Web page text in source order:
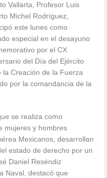
Vallarta, Profesor Luis
Michel Rodríguez,
este lunes como
especial en el desayuno
por el CX
del Día del Ejército
la Creación de la Fuerza
por la comandancia de la
se realiza como
mujeres y hombres
Mexicanos, desarrollan
estado de derecho por un
Daniel Reséndiz
Naval, destacó que